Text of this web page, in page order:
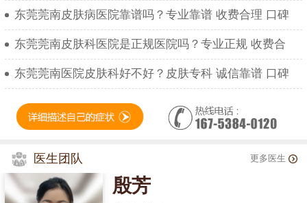
东莞莞南皮肤病医院靠谱吗？专业靠谱 收费合理 口碑
东莞莞南皮肤科医院是正规医院吗？专业正规 收费合
东莞莞南医院皮肤科好不好？皮肤专科 诚信靠谱 口碑
医生团队 更多医生
殷芳